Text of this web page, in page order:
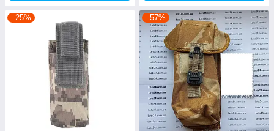
–25% –57%